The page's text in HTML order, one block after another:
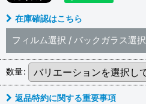
在庫確認はこちら
フィルム選択 / バックガラス選択
数量:
返品特約に関する重要事項